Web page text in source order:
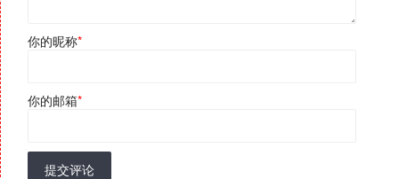
你的昵称*
你的邮箱*
提交评论